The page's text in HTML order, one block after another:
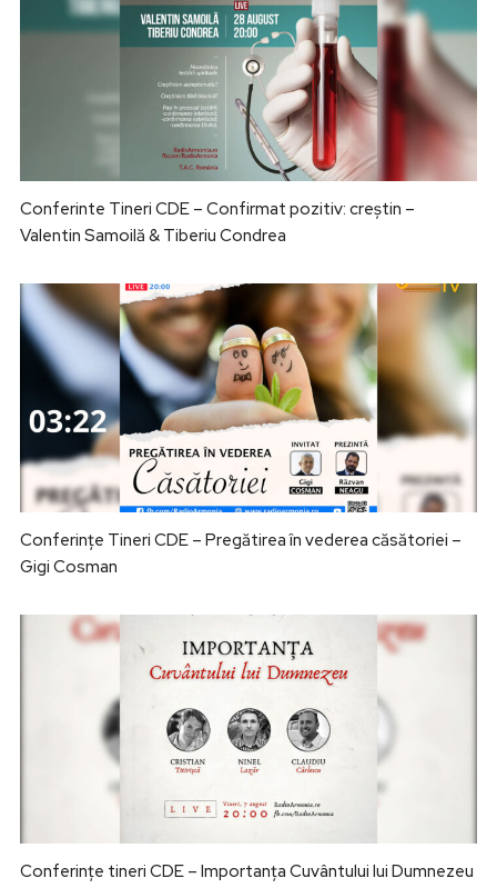
Conferinte Tineri CDE – Confirmat pozitiv: creștin –
Valentin Samoilă & Tiberiu Condrea
Conferințe Tineri CDE – Pregătirea în vederea căsătoriei –
Gigi Cosman
Conferințe tineri CDE – Importanța Cuvântului lui Dumnezeu